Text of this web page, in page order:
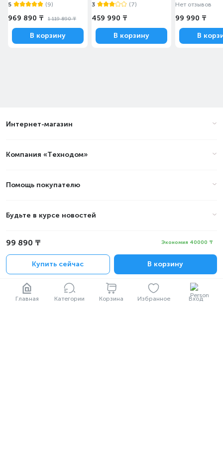
Главная Категории Корзина Избранное Вход
5
(9)
969 890 ₸ 1 119 890 ₸
В корзину
3 (7)
459 990 ₸
В корзину
Нет отзывов
99 990 ₸
В
99 890 ₸ Экономия 40000 ₸
Купить сейчас В корзину
Интернет-магазин
Компания «Технодом»
Помощь покупателю
Будьте в курсе новостей